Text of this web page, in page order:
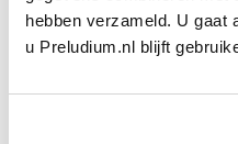
hebben verzameld. U gaat
u Preludium.nl blijft